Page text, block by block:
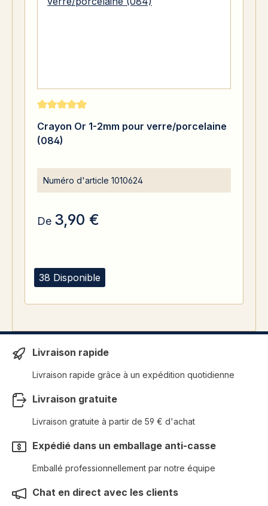
38 Disponible
Crayon Or 1-2mm pour verre/porcelaine
(084)
Numéro d'article 1010624
De 3,90 €
Livraison rapide
Livraison rapide grâce à un expédition quotidienne
Livraison gratuite
Livraison gratuite à partir de 59 € d'achat
Expédié dans un emballage anti-casse
Emballé professionnellement par notre équipe
Chat en direct avec les clients